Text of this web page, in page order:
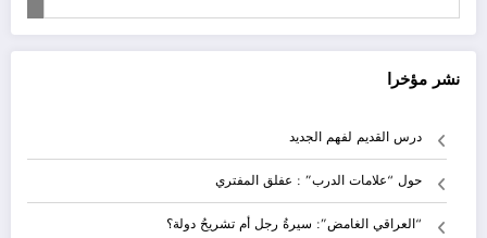
نشر مؤخرا
درس القديم لفهم الجديد
حول “علامات الدرب” : عفلق المفتري
“العراقي الغامض”: سيرةُ رجل أم تشريحُ دولة؟